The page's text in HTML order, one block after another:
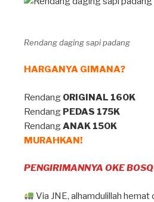
Rendang daging sapi padang
HARGANYA GIMANA?
Rendang ORIGINAL 160K
Rendang PEDAS 175K
RendangANAK 150K
MURAHKAN!
PENGIRIMANNYA OKE
Via JNE, alhamdulillah hemat